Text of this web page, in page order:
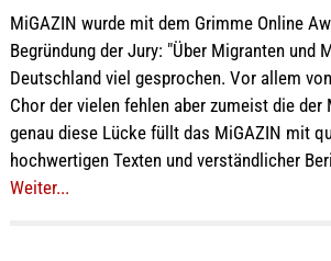
MiGAZIN wurde mit dem Grimme Online
Begründung der Jury: "Über Migranten und
Deutschland viel gesprochen. Vor allem
Chor der vielen fehlen aber zumeist die der
genau diese Lücke füllt das MiGAZIN mit
hochwertigen Texten und verständlicher
Weiter...